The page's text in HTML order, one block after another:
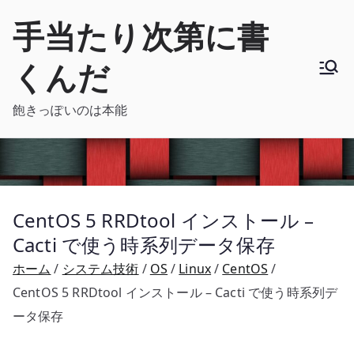
手当たり次第に書
くんだ
飽きっぽいのは本能
CentOS 5 RRDtool インストール –
Cacti で使う時系列データ保存
ホーム システム技術 OS Linux
CentOS
CentOS 5 RRDtool インストール – Cacti で使う時系列デ
ータ保存